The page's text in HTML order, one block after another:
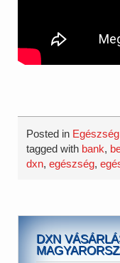
Posted in
tagged with bank,
dxn,egészség,
DXN